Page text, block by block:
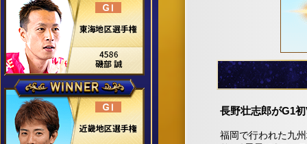
長野壮志郎がG1
福岡で行われた九